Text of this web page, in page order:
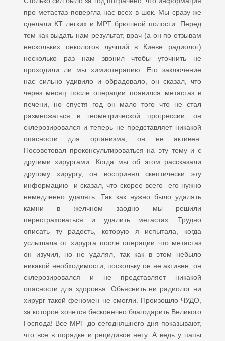
про метастаз повергла нас всех в шок. Мы сразу же
сделали КТ легких и МРТ брюшной полости. Перед
тем как выдать нам результат, врач (а он по отзывам
нескольких онкологов лучший в Киеве радиолог)
несколько раз нам звонил чтобы уточнить не
проходили ли мы химиотерапию. Его заключение
нас сильно удивило и обрадовало, он сказал, что
через месяц после операции появился метастаз в
печени, но спустя год он мало того что не стал
размножаться в геометрической прогрессии, он
склерозировался и теперь не представляет никакой
опасности для организма, он не активен.
Посоветовал проконсультироваться на эту тему и с
другими хирургами. Когда мы об этом рассказали
другому хирургу, он воспринял скептически эту
информацию и сказал, что скорее всего его нужно
немедленно удалять. Так как нужно было удалять
камни в желчном заодно мы решили
перестраховаться и удалить метастаз. Трудно
описать ту радость, которую я испытала, когда
услышала от хирурга после операции что метастаз
он изучил, но не удалял, так как в этом небыло
никакой необходимости, поскольку он не активен, он
склерозировался и не представляет никакой
опасности для здоровья. Обьяснить ни радиолог ни
хирург такой феномен не смогли. Произошло ЧУДО,
за которое хочется бесконечно благодарить Великого
Господа! Все МРТ до сегодняшнего дня показывают,
что все в порядке и рецидивов нету. А ведь у папы